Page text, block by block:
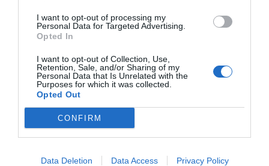
I want to opt-out of processing my
Personal Data for Targeted Advertising.
Opted In
I want to opt-out of Collection, Use,
Retention, Sale, and/or Sharing of my
Personal Data that Is Unrelated with the
Purposes for which it was collected.
Opted Out
CONFIRM
Data Deletion Data Access Privacy Policy
1 2
ZAS DESDE 1999